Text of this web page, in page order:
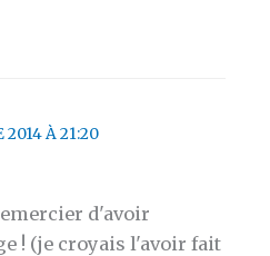
2014 À 21:20
d'avoir
! (je croyais l'avoir fait